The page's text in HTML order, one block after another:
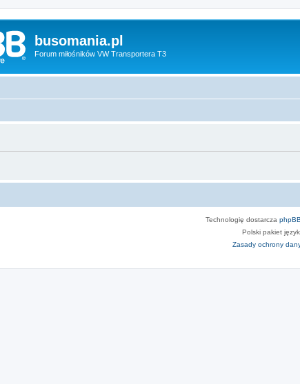
busomania.pl
Forum miłośników VW Transportera T3
Technologię dostarcza phpBB
Polski pakiet
Zasady ochrony